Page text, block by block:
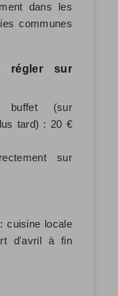
dans les
communes
régler sur
buffet (sur
tard) : 20 €
sur
: cuisine locale
d'avril à fin